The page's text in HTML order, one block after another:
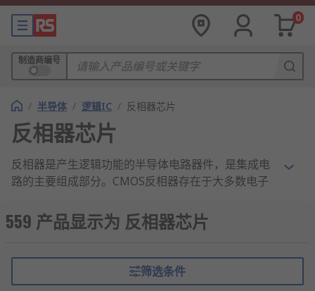
0
制造商编号
/ 半导体 / 逻辑IC / 反相器芯片
反相器芯片
反相器是产生逻辑功能的半导体电路器件，是集成电
路的主要组成部分。CMOS反相器存在于大多数电子
反相器的工作原理
反相器的工作原理与大多数其他类型的场效应
晶体管类似，但依赖于一层氧气来分离栅极和
559 产品显示为 反相器芯片
筛选条件